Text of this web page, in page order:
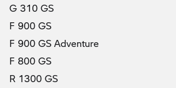
G 310 GS
F 900 GS
F 900 GS Adventure
F 800 GS(актуални)
R 1300 GS